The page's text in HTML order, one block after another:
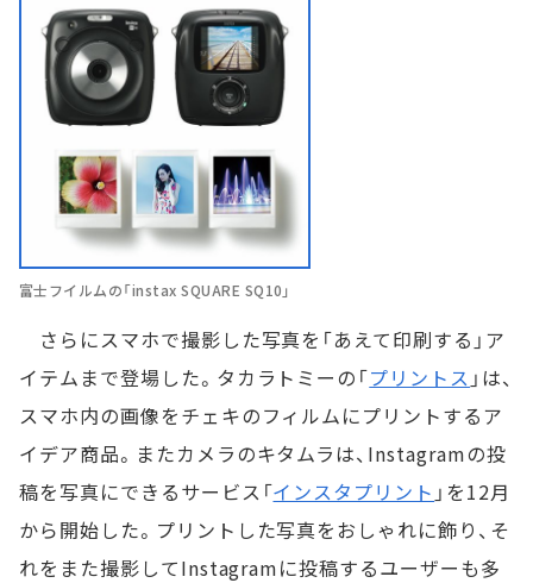
富士フイルムの「instax SQUARE SQ10」
さらにスマホで撮影した写真を「あえて印刷する」ア
イテムまで登場した。タカラトミーの「プリントス 」は、
スマホ内の画像をチェキのフィルムにプリントするア
イデア商品。またカメラのキタムラは、Instagramの投
稿を写真にできるサービス「インスタプリント 」を12月
から開始した。プリントした写真をおしゃれに飾り、そ
れをまた撮影してInstagramに投稿するユーザーも多